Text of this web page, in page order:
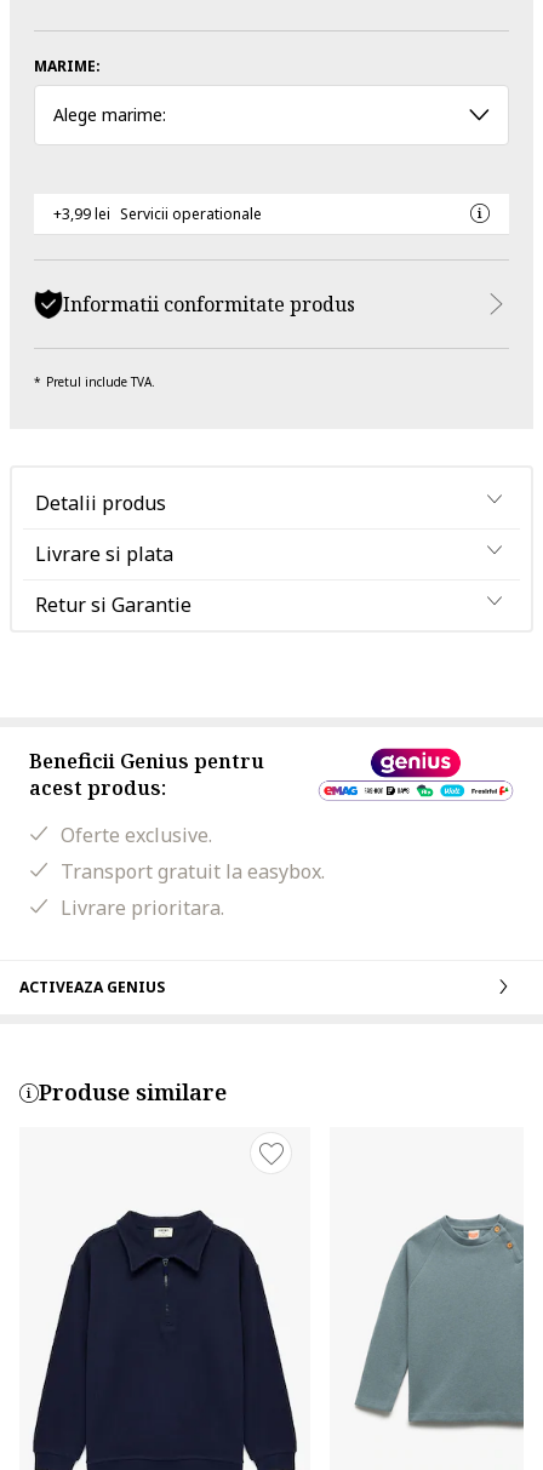
MARIME:
Alege marime:
+3,99 lei Servicii operationale
Informatii conformitate produs
Pretul include TVA.
Detalii produs
Livrare si plata
Retur si Garantie
Beneficii Genius pentru
acest produs:
Oferte exclusive.
Transport gratuit la easybox.
Livrare prioritara.
ACTIVEAZA GENIUS
Produse similare